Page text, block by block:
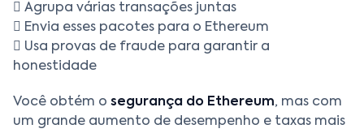
 Agrupa várias transações juntas
 Envia esses pacotes para o Ethereum
 Usa provas de fraude para garantir a
honestidade
Você obtém o segurança do Ethereum, mas com
um grande aumento de desempenho e taxas mais